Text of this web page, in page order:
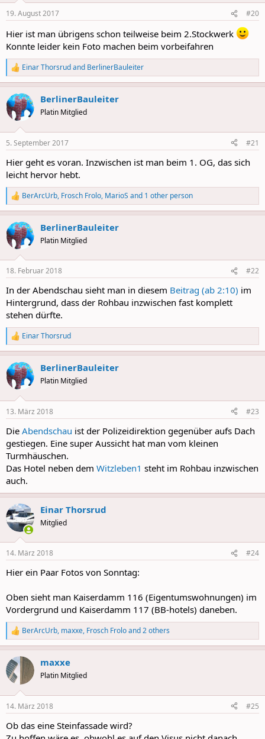
s
19. August 2017 #20
Hier ist man übrigens schon teilweise beim 2.Stockwerk
Konnte leider kein Foto machen beim vorbeifahren
R
e
a
c
t
i
s
Einar Thorsrudand BerlinerBauleiter
BerlinerBauleiter
Platin Mitglied
5. September 2017 #21
Hier geht es voran. Inzwischen ist man beim 1. OG, das sich
leicht hervor hebt.
R
e
a
c
t
i
s
BerArcUrb, Frosch Frolo, MarioS and 1 other person
BerlinerBauleiter
Platin Mitglied
18. Februar 2018 #22
In der Abendschau sieht man in diesem Beitrag (ab 2:10) im
Hintergrund, dass der Rohbau inzwischen fast komplett
stehen dürfte.
R
e
a
c
t
i
s
Einar Thorsrud
BerlinerBauleiter
Platin Mitglied
13. März 2018 #23
Die Abendschau ist der Polizeidirektion gegenüber aufs Dach
gestiegen. Eine super Aussicht hat man vom kleinen
Turmhäuschen.
Das Hotel neben dem Witzleben1 steht im Rohbau inzwischen
auch.
Einar Thorsrud
Mitglied
14. März 2018 #24
Hier ein Paar Fotos von Sonntag:
Oben sieht man Kaiserdamm 116 (Eigentumswohnungen) im
Vordergrund und Kaiserdamm 117 (BB-hotels) daneben.
R
e
a
c
t
i
s
BerArcUrb, maxxe, Frosch Froloand 2 others
maxxe
Platin Mitglied
14. März 2018 #25
Ob das eine Steinfassade wird?